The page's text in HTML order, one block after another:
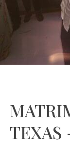
TEXAS